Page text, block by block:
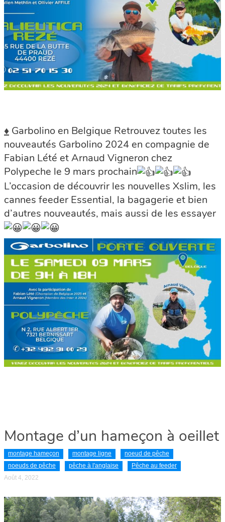
♦ Garbolino en Belgique Retrouvez toutes les
nouveautés Garbolino 2024 en compagnie de
Fabian Lété et Arnaud Vigneron chez
Polypeche le 9 mars prochain
L’occasion de découvrir les nouvelles Xslim, les
cannes feeder Essential, la bagagerie et bien
d’autres nouveautés, mais aussi de les essayer
Montage d’un hameçon à oeillet
montage hameçon montage ligne
noeud de pêche
noeuds de pêche
pêche à l'anglaise
Pêche au feeder
Août 4, 2022